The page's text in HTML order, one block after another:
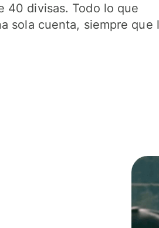
40 divisas. Todo lo que
sola cuenta, siempre que